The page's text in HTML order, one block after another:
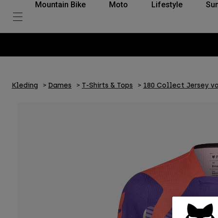
Mountain Bike Moto Lifestyle
Kleding Dames T-Shirts & Tops 180 Collect Jersey